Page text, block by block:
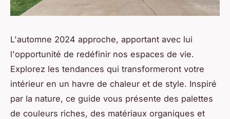
L'automne 2024 approche, apportant avec lui
l'opportunité de redéfinir nos espaces de vie.
Explorez les tendances qui transformeront votre
intérieur en un havre de chaleur et de style. Inspiré
par la nature, ce guide vous présente des palettes
de couleurs riches, des matériaux organiques et